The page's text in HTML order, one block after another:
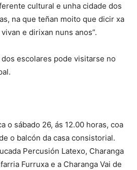
cultural e unha cidade dos
na que teñan moito que dicir xa
e dirixan nuns anos”.
escolares pode visitarse no
o sábado 26, ás 12.00 horas, coa
o balcón da casa consistorial.
Percusión Latexo, Charanga
Furruxa e a Charanga Vai de